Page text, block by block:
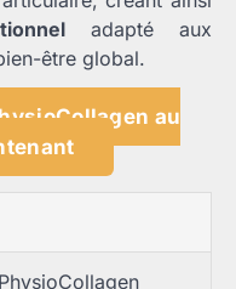
adapté aux
être global.
au